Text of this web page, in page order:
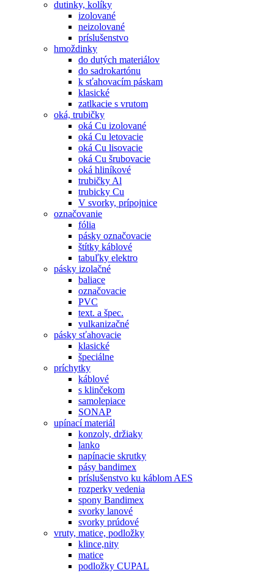
dutinky, kolíky
izolované
neizolované
príslušenstvo
hmoždinky
do dutých materiálov
do sadrokartónu
k sťahovacím páskam
klasické
zatlkacie s vrutom
oká, trubičky
oká Cu izolované
oká Cu letovacie
oká Cu lisovacie
oká Cu šrubovacie
oká hliníkové
trubičky Al
trubicky Cu
V svorky, prípojnice
označovanie
fólia
pásky označovacie
štítky káblové
tabuľky elektro
pásky izolačné
baliace
označovacie
PVC
text. a špec.
vulkanizačné
pásky sťahovacie
klasické
špeciálne
príchytky
káblové
s klinčekom
samolepiace
SONAP
upínací materiál
konzoly, držiaky
lanko
napínacie skrutky
pásy bandimex
príslušenstvo ku káblom AES
rozperky vedenia
spony Bandimex
svorky lanové
svorky prúdové
vruty, matice, podložky
klince,nity
matice
podložky CUPAL